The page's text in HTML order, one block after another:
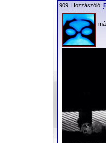
909. Hozzászóló: